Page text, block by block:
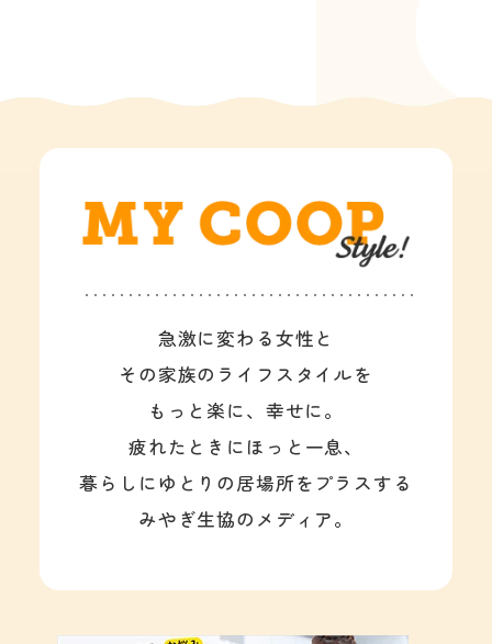
急激に変わる女性と
その家族のライフスタイルを
もっと楽に、幸せに。
疲れたときにほっと一息、
暮らしにゆとりの居場所をプラスする
みやぎ生協のメディア。